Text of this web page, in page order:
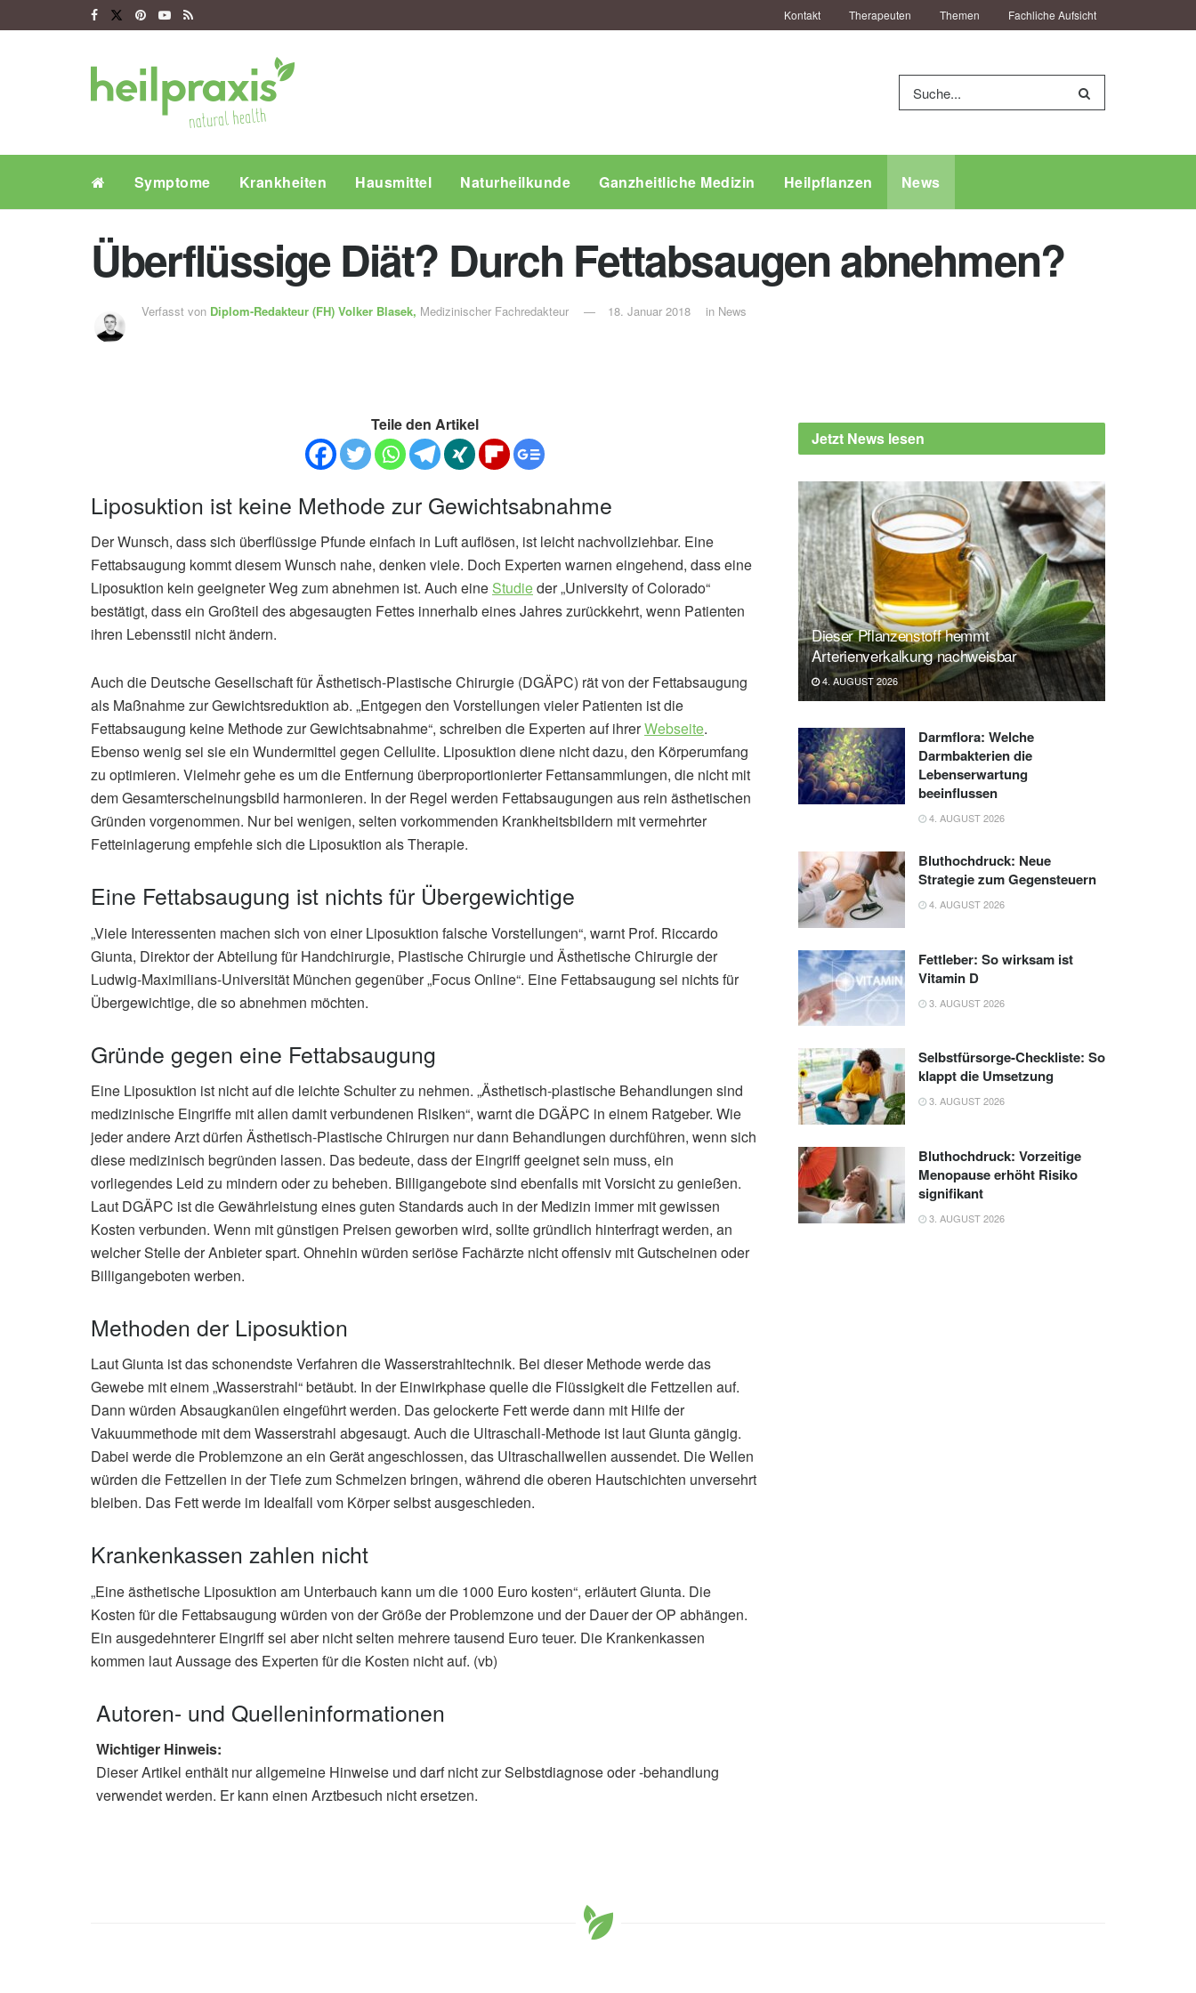
Kontakt Therapeuten Themen Fachliche Aufsicht
Symptome Krankheiten Hausmittel Naturheilkunde Ganzheitliche Medizin Heilpflanzen News
Überflüssige Diät? Durch Fettabsaugen abnehmen?
Verfasst von Diplom-Redakteur (FH) Volker Blasek, Medizinischer Fachredakteur 18. Januar 2018 in News
Teile den Artikel
Liposuktion ist keine Methode zur Gewichtsabnahme
Der Wunsch, dass sich überflüssige Pfunde einfach in Luft auflösen, ist leicht nachvollziehbar. Eine
Fettabsaugung kommt diesem Wunsch nahe, denken viele. Doch Experten warnen eingehend, dass eine
Liposuktion kein geeigneter Weg zum abnehmen ist. Auch eine Studieder „University of Colorado“
bestätigt, dass ein Großteil des abgesaugten Fettes innerhalb eines Jahres zurückkehrt, wenn Patienten
ihren Lebensstil nicht ändern.
Auch die Deutsche Gesellschaft für Ästhetisch-Plastische Chirurgie (DGÄPC) rät von der Fettabsaugung
als Maßnahme zur Gewichtsreduktion ab. „Entgegen den Vorstellungen vieler Patienten ist die
Fettabsaugung keine Methode zur Gewichtsabnahme“, schreiben die Experten auf ihrerWebseite.
Ebenso wenig sei sie ein Wundermittel gegen Cellulite. Liposuktion diene nicht dazu, den Körperumfang
zu optimieren. Vielmehr gehe es um die Entfernung überproportionierter Fettansammlungen, die nicht mit
dem Gesamterscheinungsbild harmonieren. In der Regel werden Fettabsaugungen aus rein ästhetischen
Gründen vorgenommen. Nur bei wenigen, selten vorkommenden Krankheitsbildern mit vermehrter
Fetteinlagerung empfehle sich die Liposuktion als Therapie.
Eine Fettabsaugung ist nichts für Übergewichtige
„Viele Interessenten machen sich von einer Liposuktion falsche Vorstellungen“, warnt Prof. Riccardo
Giunta, Direktor der Abteilung für Handchirurgie, Plastische Chirurgie und Ästhetische Chirurgie der
Ludwig-Maximilians-Universität München gegenüber „Focus Online“. Eine Fettabsaugung sei nichts für
Übergewichtige, die so abnehmen möchten.
Gründe gegen eine Fettabsaugung
Eine Liposuktion ist nicht auf die leichte Schulter zu nehmen. „Ästhetisch-plastische Behandlungen sind
medizinische Eingriffe mit allen damit verbundenen Risiken“, warnt die DGÄPC in einem Ratgeber. Wie
jeder andere Arzt dürfen Ästhetisch-Plastische Chirurgen nur dann Behandlungen durchführen, wenn sich
diese medizinisch begründen lassen. Das bedeute, dass der Eingriff geeignet sein muss, ein
vorliegendes Leid zu mindern oder zu beheben. Billigangebote sind ebenfalls mit Vorsicht zu genießen.
Laut DGÄPC ist die Gewährleistung eines guten Standards auch in der Medizin immer mit gewissen
Kosten verbunden. Wenn mit günstigen Preisen geworben wird, sollte gründlich hinterfragt werden, an
welcher Stelle der Anbieter spart. Ohnehin würden seriöse Fachärzte nicht offensiv mit Gutscheinen oder
Billigangeboten werben.
Methoden der Liposuktion
Laut Giunta ist das schonendste Verfahren die Wasserstrahltechnik. Bei dieser Methode werde das
Gewebe mit einem „Wasserstrahl“ betäubt. In der Einwirkphase quelle die Flüssigkeit die Fettzellen auf.
Dann würden Absaugkanülen eingeführt werden. Das gelockerte Fett werde dann mit Hilfe der
Vakuummethode mit dem Wasserstrahl abgesaugt. Auch die Ultraschall-Methode ist laut Giunta gängig.
Dabei werde die Problemzone an ein Gerät angeschlossen, das Ultraschallwellen aussendet. Die Wellen
würden die Fettzellen in der Tiefe zum Schmelzen bringen, während die oberen Hautschichten unversehrt
bleiben. Das Fett werde im Idealfall vom Körper selbst ausgeschieden.
Krankenkassen zahlen nicht
„Eine ästhetische Liposuktion am Unterbauch kann um die 1000 Euro kosten“, erläutert Giunta. Die
Kosten für die Fettabsaugung würden von der Größe der Problemzone und der Dauer der OP abhängen.
Ein ausgedehnterer Eingriff sei aber nicht selten mehrere tausend Euro teuer. Die Krankenkassen
kommen laut Aussage des Experten für die Kosten nicht auf. (vb)
Autoren- und Quelleninformationen
Wichtiger Hinweis:
Dieser Artikel enthält nur allgemeine Hinweise und darf nicht zur Selbstdiagnose oder -behandlung
verwendet werden. Er kann einen Arztbesuch nicht ersetzen.
Jetzt News lesen
Dieser Pflanzenstoff hemmt
Arterienverkalkung nachweisbar
4. AUGUST 2026
Darmflora: Welche
Darmbakterien die
Lebenserwartung
beeinflussen
4. AUGUST 2026
Bluthochdruck: Neue
Strategie zum Gegensteuern
4. AUGUST 2026
Fettleber: So wirksam ist
Vitamin D
3. AUGUST 2026
Selbstfürsorge-Checkliste: So
klappt die Umsetzung
3. AUGUST 2026
Bluthochdruck: Vorzeitige
Menopause erhöht Risiko
signifikant
3. AUGUST 2026